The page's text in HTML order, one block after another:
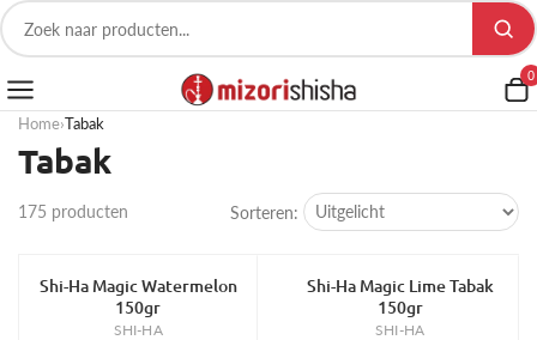
0
Home›Tabak
Tabak
175 producten Sorteren:
-32%
Shi-Ha Magic Watermelon
150gr
SHI-HA
-32%
Shi-Ha Magic Lime Tabak
150gr
SHI-HA